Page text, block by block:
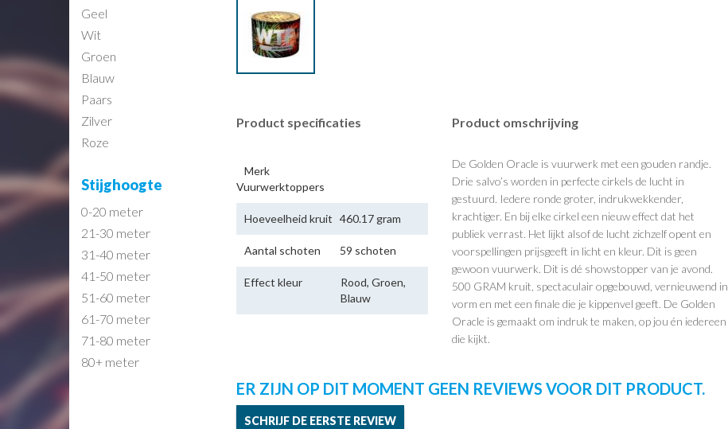
Geel
Wit
Groen
Blauw
Paars
Zilver
Roze
Stijghoogte
0-20 meter
21-30 meter
31-40 meter
41-50 meter
51-60 meter
61-70 meter
71-80 meter
80+ meter
Product specificaties
Merk
Vuurwerktoppers
Hoeveelheid kruit 460.17 gram
Aantal schoten 59 schoten
Effect kleur
Rood, Groen,
Blauw
Product omschrijving
De Golden Oracle is vuurwerk met een gouden randje.
Drie salvo’s worden in perfecte cirkels de lucht in
gestuurd. Iedere ronde groter, indrukwekkender,
krachtiger. En bij elke cirkel een nieuw effect dat het
publiek verrast. Het lijkt alsof de lucht zichzelf opent en
voorspellingen prijsgeeft in licht en kleur. Dit is geen
gewoon vuurwerk. Dit is dé showstopper van je avond.
500 GRAM kruit, spectaculair opgebouwd, vernieuwend in
vorm en met een finale die je kippenvel geeft. De Golden
Oracle is gemaakt om indruk te maken, op jou én iedereen
die kijkt.
ER ZIJN OP DIT MOMENT GEEN REVIEWS VOOR DIT PRODUCT.
SCHRIJF DE EERSTE REVIEW